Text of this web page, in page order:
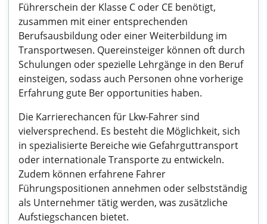
Führerschein der Klasse C oder CE benötigt,
zusammen mit einer entsprechenden
Berufsausbildung oder einer Weiterbildung im
Transportwesen. Quereinsteiger können oft durch
Schulungen oder spezielle Lehrgänge in den Beruf
einsteigen, sodass auch Personen ohne vorherige
Erfahrung gute Ber opportunities haben.
Die Karrierechancen für Lkw-Fahrer sind
vielversprechend. Es besteht die Möglichkeit, sich
in spezialisierte Bereiche wie Gefahrguttransport
oder internationale Transporte zu entwickeln.
Zudem können erfahrene Fahrer
Führungspositionen annehmen oder selbstständig
als Unternehmer tätig werden, was zusätzliche
Aufstiegschancen bietet.